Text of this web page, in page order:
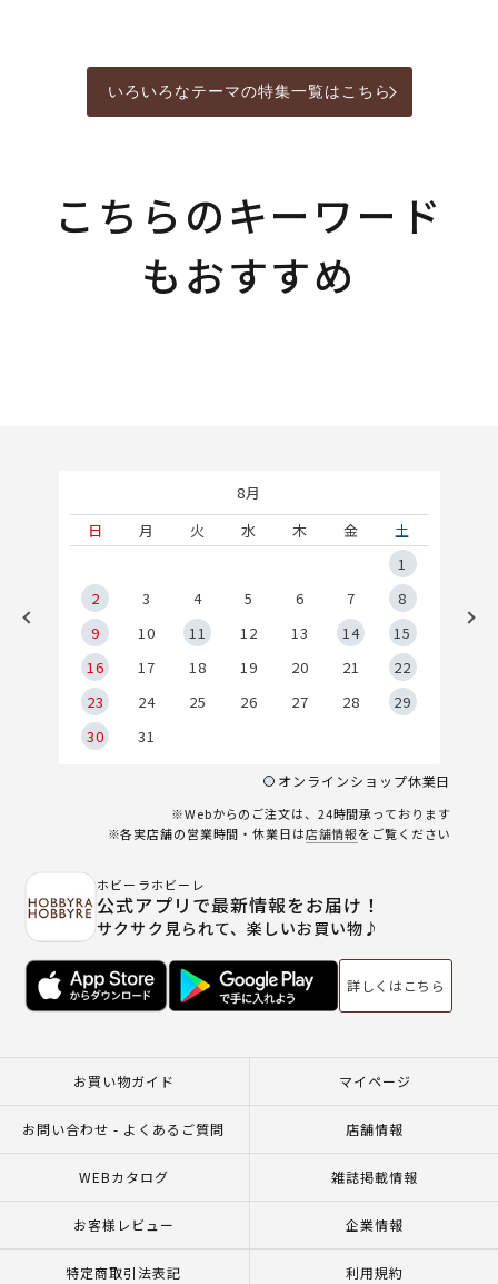
いろいろなテーマの特集一覧はこちら
こちらのキーワード
もおすすめ
8月
日
月 火 水 木 金
土
1
2
3 4 5 6 7
8
9
10 11 12 13 14
15
16
17 18 19 20 21
22
23
24 25 26 27 28
29
30
31
オンラインショップ休業日
※Webからのご注文は、24時間承っております
※各実店舗の営業時間・休業日は店舗情報をご覧ください
ホビーラホビーレ
公式アプリで最新情報をお届け！
サクサク見られて、楽しいお買い物♪
詳しくはこちら
お買い物ガイド マイページ
お問い合わせ - よくあるご質問 店舗情報
WEBカタログ 雑誌掲載情報
お客様レビュー 企業情報
特定商取引法表記 利用規約